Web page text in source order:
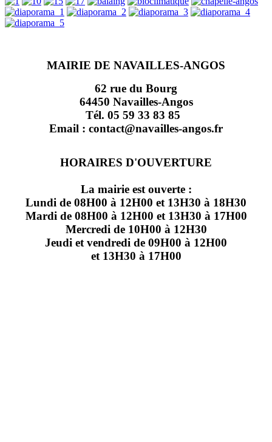
MAIRIE DE NAVAILLES-ANGOS
62 rue du Bourg
64450 Navailles-Angos
Tél. 05 59 33 83 85
Email : contact@navailles-angos.fr
HORAIRES D'OUVERTURE
La mairie est ouverte :
Lundi de 08H00 à 12H00 et 13H30 à 18H30
Mardi de 08H00 à 12H00 et 13H30 à 17H00
Mercredi de 10H00 à 12H30
Jeudi et vendredi de 09H00 à 12H00
et 13H30 à 17H00